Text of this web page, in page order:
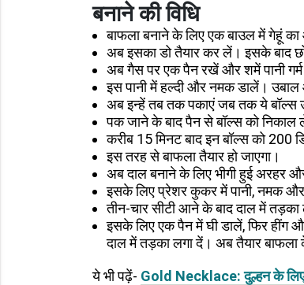
बनाने की विधि
बाफला बनाने के लिए एक बाउल में गेहूं
अब इसका डो तैयार कर लें। इसके बाद
अब गैस पर एक पैन रखें और शमें पानी
इस पानी में हल्दी और नमक डालें। उबाल
अब इन्हें तब तक पकाएं जब तक ये बॉल्स
पक जाने के बाद पैन से बॉल्स को
करीब 15 मिनट बाद इन बॉल्स को
इस तरह से बाफला तैयार हो जाएगा।
अब दाल बनाने के लिए भीगी हुई अरहर
इसके लिए प्रेशर कुकर में पानी, नमक और
तीन-चार सीटी आने के बाद दाल में तड़का
इसके लिए एक पैन में घी डालें, फिर हींग
दाल में तड़का लगा दें। अब तैयार
ये भी पढ़ें- Gold Necklace: दुल्हन के